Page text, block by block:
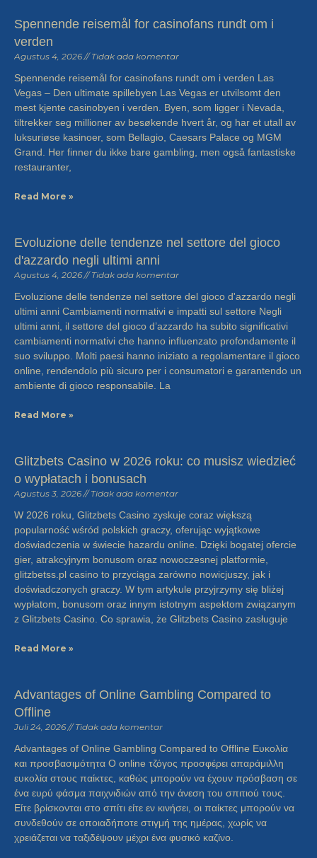
Spennende reisemål for casinofans rundt om i
verden
Agustus 4, 2026 Tidak ada komentar
Spennende reisemål for casinofans rundt om i verden Las
Vegas – Den ultimate spillebyen Las Vegas er utvilsomt den
mest kjente casinobyen i verden. Byen, som ligger i Nevada,
tiltrekker seg millioner av besøkende hvert år, og har et utall av
luksuriøse kasinoer, som Bellagio, Caesars Palace og MGM
Grand. Her finner du ikke bare gambling, men også fantastiske
restauranter,
Read More »
Evoluzione delle tendenze nel settore del gioco
d'azzardo negli ultimi anni
Agustus 4, 2026 Tidak ada komentar
Evoluzione delle tendenze nel settore del gioco d'azzardo negli
ultimi anni Cambiamenti normativi e impatti sul settore Negli
ultimi anni, il settore del gioco d’azzardo ha subito significativi
cambiamenti normativi che hanno influenzato profondamente il
suo sviluppo. Molti paesi hanno iniziato a regolamentare il gioco
online, rendendolo più sicuro per i consumatori e garantendo un
ambiente di gioco responsabile. La
Read More »
Glitzbets Casino w 2026 roku: co musisz wiedzieć
o wypłatach i bonusach
Agustus 3, 2026 Tidak ada komentar
W 2026 roku, Glitzbets Casino zyskuje coraz większą
popularność wśród polskich graczy, oferując wyjątkowe
doświadczenia w świecie hazardu online. Dzięki bogatej ofercie
gier, atrakcyjnym bonusom oraz nowoczesnej platformie,
glitzbetss.pl casino to przyciąga zarówno nowicjuszy, jak i
doświadczonych graczy. W tym artykule przyjrzymy się bliżej
wypłatom, bonusom oraz innym istotnym aspektom związanym
z Glitzbets Casino. Co sprawia, że Glitzbets Casino zasługuje
Read More »
Advantages of Online Gambling Compared to
Offline
Juli 24, 2026 Tidak ada komentar
Advantages of Online Gambling Compared to Offline Ευκολία
και προσβασιμότητα Ο online τζόγος προσφέρει απαράμιλλη
ευκολία στους παίκτες, καθώς μπορούν να έχουν πρόσβαση σε
ένα ευρύ φάσμα παιχνιδιών από την άνεση του σπιτιού τους.
Είτε βρίσκονται στο σπίτι είτε εν κινήσει, οι παίκτες μπορούν να
συνδεθούν σε οποιαδήποτε στιγμή της ημέρας, χωρίς να
χρειάζεται να ταξιδέψουν μέχρι ένα φυσικό καζίνο.